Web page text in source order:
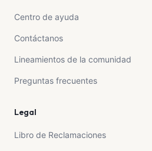
Centro de ayuda
Contáctanos
Lineamientos de la comunidad
Preguntas frecuentes
Legal
Libro de Reclamaciones